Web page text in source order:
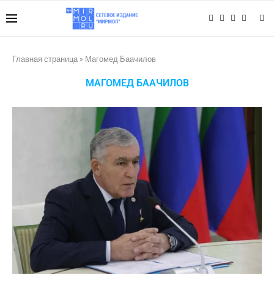
Главная страница » Магомед Баачилов
МАГОМЕД БААЧИЛОВ